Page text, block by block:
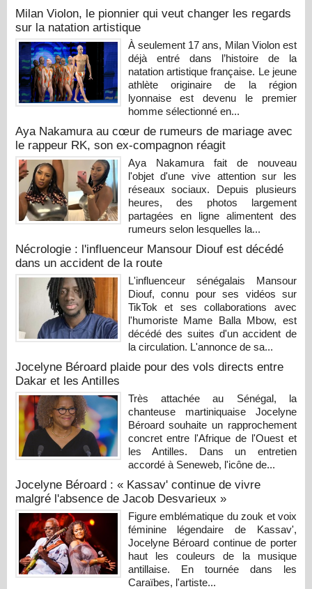
Milan Violon, le pionnier qui veut changer les regards
sur la natation artistique
À seulement 17 ans, Milan Violon est
déjà entré dans l’histoire de la
natation artistique française. Le jeune
athlète originaire de la région
lyonnaise est devenu le premier
homme sélectionné en...
Aya Nakamura au cœur de rumeurs de mariage avec
le rappeur RK, son ex-compagnon réagit
Aya Nakamura fait de nouveau
l'objet d'une vive attention sur les
réseaux sociaux. Depuis plusieurs
heures, des photos largement
partagées en ligne alimentent des
rumeurs selon lesquelles la...
Nécrologie : l'influenceur Mansour Diouf est décédé
dans un accident de la route
L'influenceur sénégalais Mansour
Diouf, connu pour ses vidéos sur
TikTok et ses collaborations avec
l'humoriste Mame Balla Mbow, est
décédé des suites d'un accident de
la circulation. L'annonce de sa...
Jocelyne Béroard plaide pour des vols directs entre
Dakar et les Antilles
Très attachée au Sénégal, la
chanteuse martiniquaise Jocelyne
Béroard souhaite un rapprochement
concret entre l'Afrique de l'Ouest et
les Antilles. Dans un entretien
accordé à Seneweb, l'icône de...
Jocelyne Béroard : « Kassav' continue de vivre
malgré l'absence de Jacob Desvarieux »
Figure emblématique du zouk et voix
féminine légendaire de Kassav',
Jocelyne Béroard continue de porter
haut les couleurs de la musique
antillaise. En tournée dans les
Caraïbes, l'artiste...